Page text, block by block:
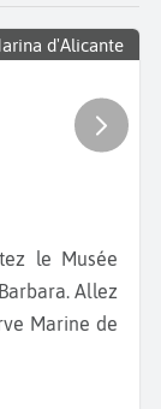
d'Alicante
Allez
Marine de